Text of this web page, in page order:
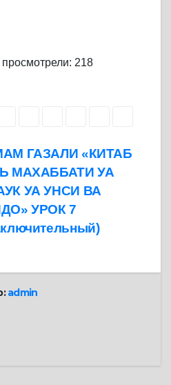
218
ГАЗАЛИ «КИТАБ
МАХАББАТИ УА
УА УНСИ ВА
УРОК 7
admin